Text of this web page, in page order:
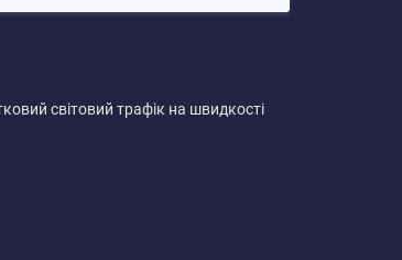
світовий трафік на швидкості